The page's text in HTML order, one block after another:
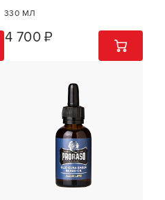
330 МЛ
4 700 ₽ 1 ШТ